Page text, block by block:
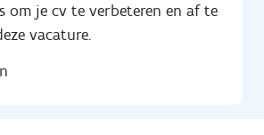
om je cv te verbeteren en af te
vacature.